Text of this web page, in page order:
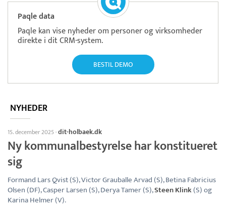
Paqle data
Paqle kan vise nyheder om personer og virksomheder
direkte i dit CRM-system.
BESTIL DEMO
NYHEDER
15. december 2025·dit-holbaek.dk
Ny kommunalbestyrelse har konstitueret
sig
Formand Lars Qvist (S), Victor Grauballe Arvad (S), Betina Fabricius
Olsen (DF), Casper Larsen (S), Derya Tamer (S),Steen Klink(S) og
Karina Helmer (V).